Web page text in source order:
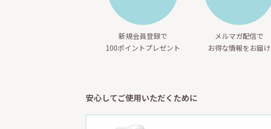
新規会員登録で
100ポイントプレゼント
メルマガ配信で
お得な情報をお届け
安心してご使用いただくために